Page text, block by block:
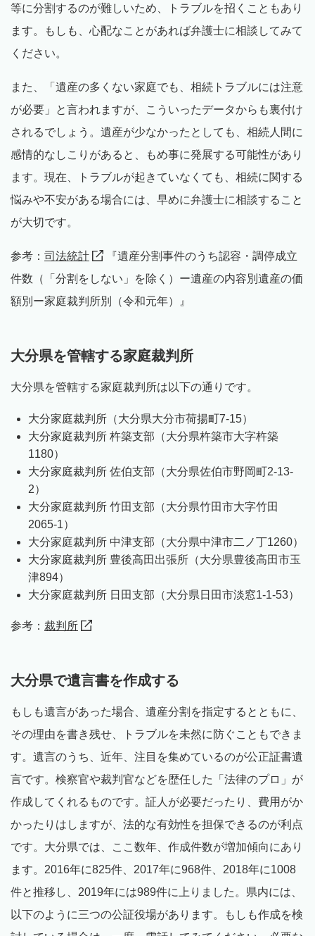
等に分割するのが難しいため、トラブルを招くこともあり
ます。もしも、心配なことがあれば弁護士に相談してみて
ください。
また、「遺産の多くない家庭でも、相続トラブルには注意
が必要」と言われますが、こういったデータからも裏付け
されるでしょう。遺産が少なかったとしても、相続人間に
感情的なしこりがあると、もめ事に発展する可能性があり
ます。現在、トラブルが起きていなくても、相続に関する
悩みや不安がある場合には、早めに弁護士に相談すること
が大切です。
参考： 司法統計
『遺産分割事件のうち認容・調停成立
件数（「分割をしない」を除く）ー遺産の内容別遺産の価
額別ー家庭裁判所別（令和元年）』
大分県を管轄する家庭裁判所
大分県を管轄する家庭裁判所は以下の通りです。
大分家庭裁判所（大分県大分市荷揚町7-15）
大分家庭裁判所 杵築支部（大分県杵築市大字杵築
1180）
大分家庭裁判所 佐伯支部（大分県佐伯市野岡町2-13-
2）
大分家庭裁判所 竹田支部（大分県竹田市大字竹田
2065-1）
大分家庭裁判所 中津支部（大分県中津市二ノ丁1260）
大分家庭裁判所 豊後高田出張所（大分県豊後高田市玉
津894）
大分家庭裁判所 日田支部（大分県日田市淡窓1-1-53）
参考： 裁判所
大分県で遺言書を作成する
もしも遺言があった場合、遺産分割を指定するとともに、
その理由を書き残せ、トラブルを未然に防ぐこともできま
す。遺言のうち、近年、注目を集めているのが公正証書遺
言です。検察官や裁判官などを歴任した「法律のプロ」が
作成してくれるものです。証人が必要だったり、費用がか
かったりはしますが、法的な有効性を担保できるのが利点
です。大分県では、ここ数年、作成件数が増加傾向にあり
ます。2016年に825件、2017年に968件、2018年に1008
件と推移し、2019年には989件に上りました。県内には、
以下のように三つの公証役場があります。もしも作成を検